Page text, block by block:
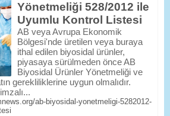
Yönetmeliği 528/2012 ile
Uyumlu Kontrol Listesi
AB veya Avrupa Ekonomik
Bölgesi'nde üretilen veya buraya
ithal edilen biyosidal ürünler,
piyasaya sürülmeden önce AB
Biyosidal Ürünler Yönetmeliği ve
gerekliliklerine uygun olmalıdır.
ab-biyosidal-yonetmeligi-5282012-